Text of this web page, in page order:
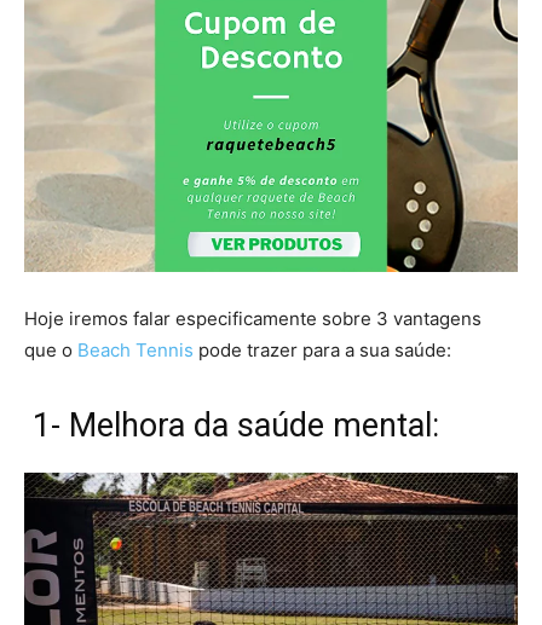
Hoje iremos falar especificamente sobre 3 vantagens
que o Beach Tennis pode trazer para a sua saúde:
1- Melhora da saúde mental: